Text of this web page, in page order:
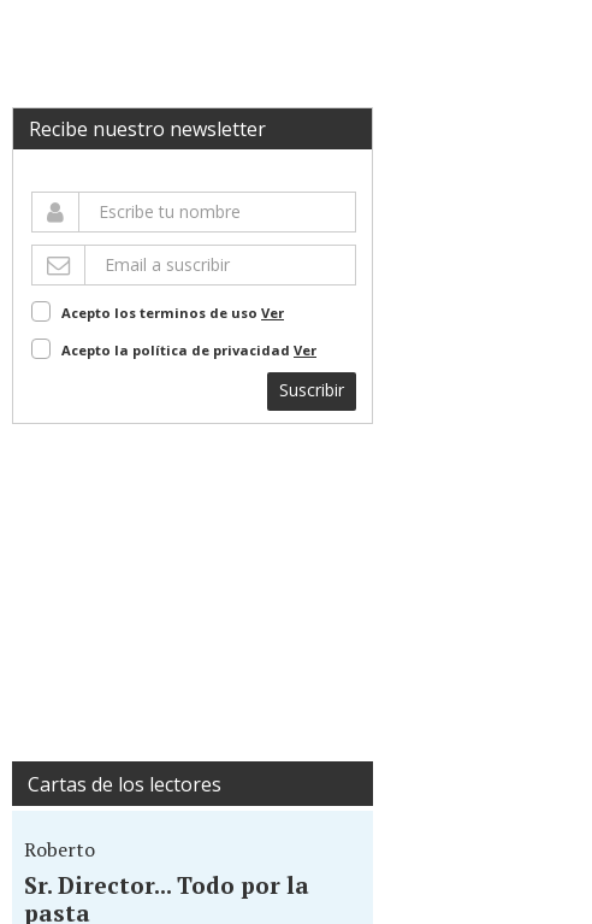
Recibe nuestro newsletter
Acepto los terminos de uso Ver
Acepto la política de privacidad Ver
Suscribir
Cartas de los lectores
Roberto
Sr. Director... Todo por la
pasta